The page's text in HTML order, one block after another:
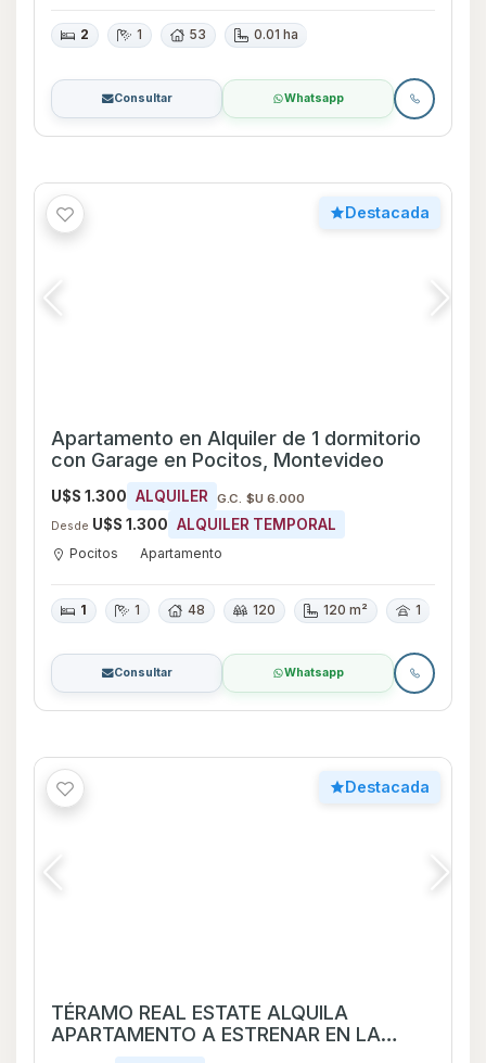
2 1 53 0.01 ha
Consultar Whatsapp
Destacada
Apartamento en Alquiler de 1 dormitorio
con Garage en Pocitos, Montevideo
U$S 1.300 ALQUILER
G.C. $U 6.000
Desde U$S 1.300 ALQUILER TEMPORAL
Pocitos Apartamento
1 1 48 120 120 m² 1
Consultar Whatsapp
Destacada
TÉRAMO REAL ESTATE ALQUILA
APARTAMENTO A ESTRENAR EN LA
BLANQUEADA